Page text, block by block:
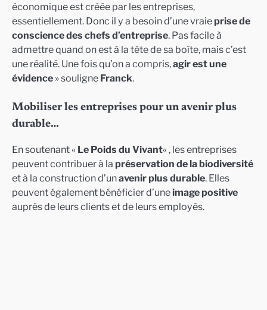
économique est créée par les entreprises,
essentiellement. Donc il y a besoin d’une vraie prise de
conscience des chefs d’entreprise. Pas facile à
admettre quand on est à la tête de sa boîte, mais c’est
une réalité. Une fois qu’on a compris,agir est une
évidence » souligne Franck.
Mobiliser les entreprises pour un avenir plus
durable…
En soutenant « Le Poids du Vivant« , les entreprises
peuvent contribuer à la préservation de la biodiversité
et à la construction d’unavenir plus durable. Elles
peuvent également bénéficier d’uneimage positive
auprès de leurs clients et de leurs employés.